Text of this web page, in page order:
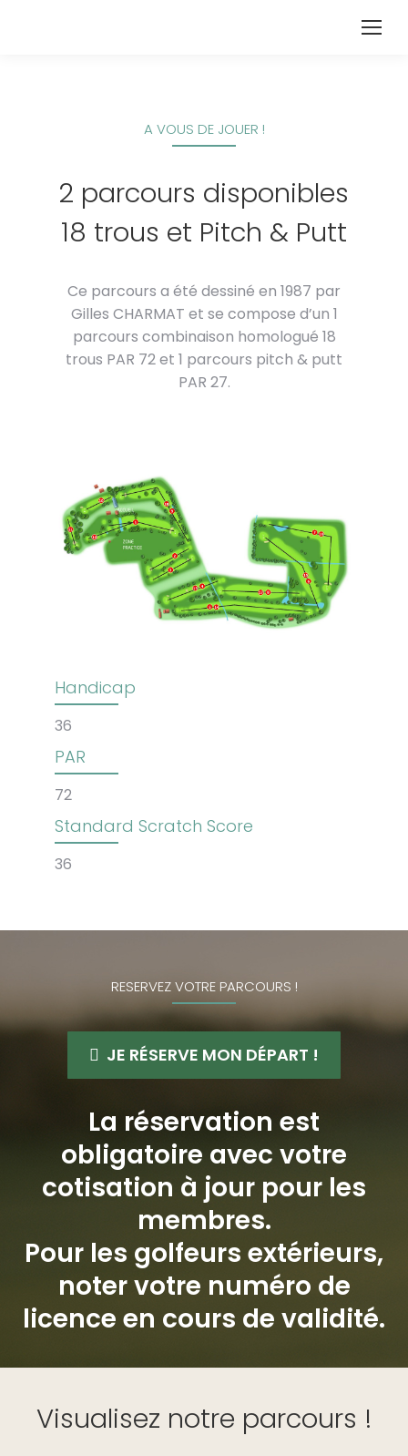
A VOUS DE JOUER !
2 parcours disponibles
18 trous et Pitch & Putt
Ce parcours a été dessiné en 1987 par
Gilles CHARMAT et se compose d’un 1
parcours combinaison homologué 18
trous PAR 72 et 1 parcours pitch & putt
PAR 27.
Handicap
36
PAR
72
Standard Scratch Score
36
RESERVEZ VOTRE PARCOURS !
JE RÉSERVE MON DÉPART !
La réservation est
obligatoire avec votre
cotisation à jour pour les
membres.
Pour les golfeurs extérieurs,
noter votre numéro de
licence en cours de validité.
Visualisez notre parcours !